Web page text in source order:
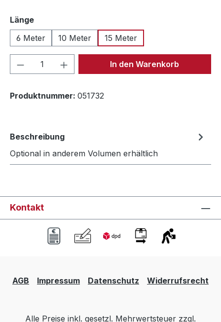
Längeauswählen
6 Meter
10 Meter 15 Meter
Produkt Anzahl: Gib denIn den Warenkorb
Produktnummer: 051732
Beschreibung
Optional in anderem Volumen erhältlich
Kontakt
AGB Impressum Datenschutz Widerrufsrecht
Alle Preise inkl. gesetzl. Mehrwertsteuer zzgl.